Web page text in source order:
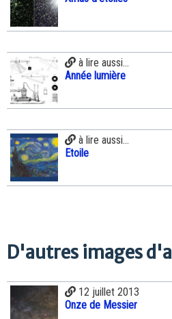
à lire aussi...
Année lumière
à lire aussi...
Etoile
D'autres images
12 juillet 2013
Onze de Messier